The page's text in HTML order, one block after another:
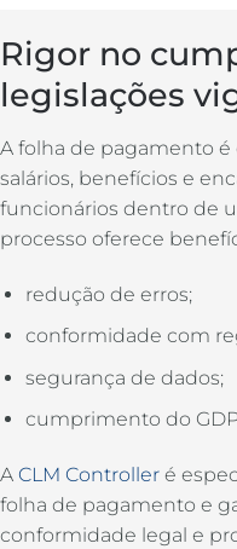
Rigor no
legislações
A folha de pagamento
salários, benefícios e
funcionários dentro de
processo oferece
redução de erros;
conformidade com
segurança de dados;
cumprimento do
A CLM Controller é
folha de pagamento e
conformidade legal e